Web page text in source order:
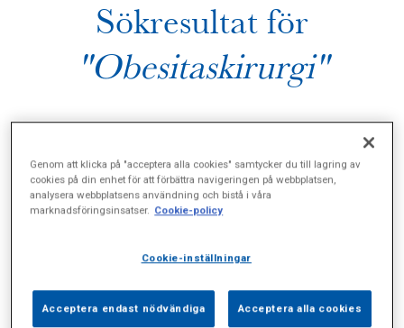
Sökresultat för
"Obesitaskirurgi"
Sidor (1) Press (0) Sophianytt (1)
Genom att klicka på "acceptera alla cookies" samtycker du till lagring av
cookies på din enhet för att förbättra navigeringen på webbplatsen,
analysera webbplatsens användning och bistå i våra
marknadsföringsinsatser. Cookie-policy
Cookie-inställningar
Acceptera endast nödvändiga Acceptera alla cookies